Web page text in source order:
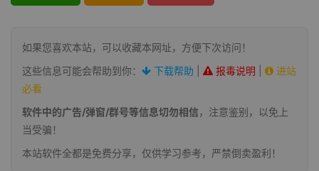
如果您喜欢本站，可以收藏本网址，方便下次访问！
这些信息可能会帮助到你：
下载帮助 报毒说明
进站
必看
软件中的广告/弹窗/群号等信息切勿相信，注意鉴别，以免上
当受骗！
本站软件全都是免费分享，仅供学习参考，严禁倒卖盈利！